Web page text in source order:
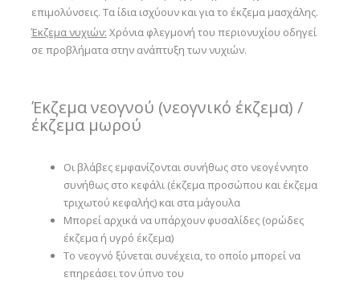
επιμολύνσεις. Τα ίδια ισχύουν και για το έκζεμα μασχάλης.
Έκζεμα νυχιών: Χρόνια φλεγμονή του περιονυχίου οδηγεί
σε προβλήματα στην ανάπτυξη των νυχιών.
Έκζεμα νεογνού (νεογνικό έκζεμα) /
έκζεμα μωρού
Οι βλάβες εμφανίζονται συνήθως στο νεογέννητο
συνήθως στο κεφάλι (έκζεμα προσώπου και έκζεμα
τριχωτού κεφαλής) και στα μάγουλα
Μπορεί αρχικά να υπάρχουν φυσαλίδες (ορώδες
έκζεμα ή υγρό έκζεμα)
Το νεογνό ξύνεται συνέχεια, το οποίο μπορεί να
επηρεάσει τον ύπνο του